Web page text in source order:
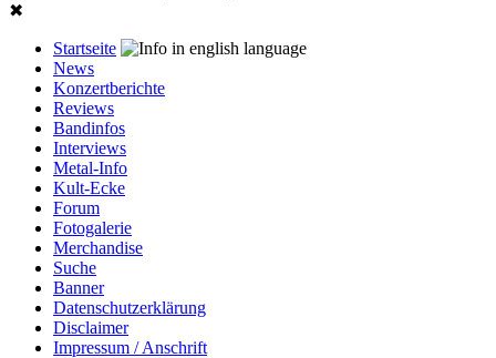
✖
Startseite
News
Konzertberichte
Reviews
Bandinfos
Interviews
Metal-Info
Kult-Ecke
Forum
Fotogalerie
Merchandise
Suche
Banner
Datenschutzerklärung
Disclaimer
Impressum / Anschrift